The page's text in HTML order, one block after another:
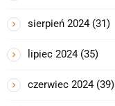
sierpień 2024 (31)
lipiec 2024 (35)
czerwiec 2024 (39)